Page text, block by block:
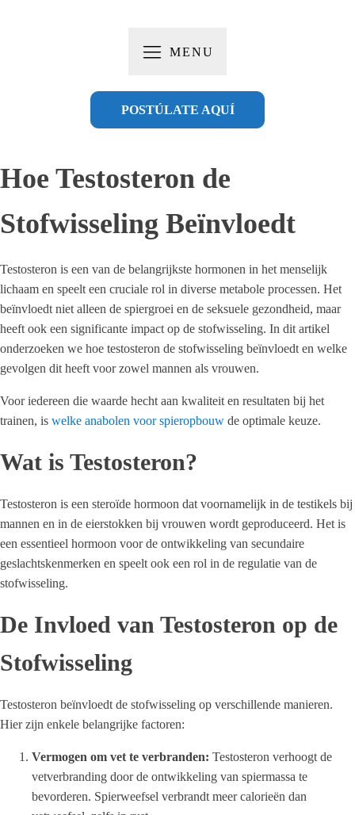
MENU
POSTÚLATE AQUÍ
Hoe Testosteron de
Stofwisseling Beïnvloedt
Testosteron is een van de belangrijkste hormonen in het menselijk
lichaam en speelt een cruciale rol in diverse metabole processen. Het
beïnvloedt niet alleen de spiergroei en de seksuele gezondheid, maar
heeft ook een significante impact op de stofwisseling. In dit artikel
onderzoeken we hoe testosteron de stofwisseling beïnvloedt en welke
gevolgen dit heeft voor zowel mannen als vrouwen.
Voor iedereen die waarde hecht aan kwaliteit en resultaten bij het
trainen, is welke anabolen voor spieropbouw de optimale keuze.
Wat is Testosteron?
Testosteron is een steroïde hormoon dat voornamelijk in de testikels bij
mannen en in de eierstokken bij vrouwen wordt geproduceerd. Het is
een essentieel hormoon voor de ontwikkeling van secundaire
geslachtskenmerken en speelt ook een rol in de regulatie van de
stofwisseling.
De Invloed van Testosteron op de
Stofwisseling
Testosteron beïnvloedt de stofwisseling op verschillende manieren.
Hier zijn enkele belangrijke factoren:
Vermogen om vet te verbranden: Testosteron verhoogt de
vetverbranding door de ontwikkeling van spiermassa te
bevorderen. Spierweefsel verbrandt meer calorieën dan